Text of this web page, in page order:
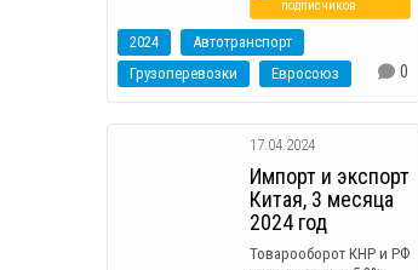
подписчиков
2024
Автотранспорт
Грузоперевозки
Евросоюз 0
17.04.2024
Импорт и экспорт
Китая, 3 месяца
2024 год
Товарооборот КНР и РФ